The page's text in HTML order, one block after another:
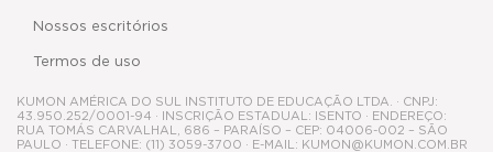
Termos de uso
Nossos escritórios
KUMON AMÉRICA DO SUL INSTITUTO DE EDUCAÇÃO LTDA. · CNPJ:
43.950.252/0001-94 · INSCRIÇÃO ESTADUAL: ISENTO · ENDEREÇO:
RUA TOMÁS CARVALHAL, 686 – PARAÍSO – CEP: 04006-002 – SÃO
PAULO · TELEFONE: (11) 3059-3700 · E-MAIL: KUMON@KUMON.COM.BR